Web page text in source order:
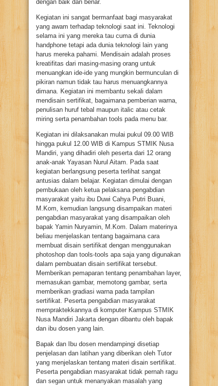
dengan baik dan benar.
Kegiatan ini sangat bermanfaat bagi masyarakat
yang awam terhadap teknologi saat ini. Teknologi
selama ini yang mereka tau cuma di dunia
handphone tetapi ada dunia teknologi lain yang
harus mereka pahami. Mendisain adalah proses
kreatifitas dari masing-masing orang untuk
menuangkan ide-ide yang mungkin bermunculan di
pikiran namun tidak tau harus menuangkannya
dimana. Kegiatan ini membantu sekali dalam
mendisain sertifikat, bagaimana pemberian warna,
penulisan huruf tebal maupun italic atau cetak
miring serta penambahan tools pada menu bar.
Kegiatan ini dilaksanakan mulai pukul 09.00 WIB
hingga pukul 12.00 WIB di Kampus STMIK Nusa
Mandiri, yang dihadiri oleh peserta dari 12 orang
anak-anak Yayasan Nurul Aitam. Pada saat
kegiatan berlangsung peserta terlihat sangat
antusias dalam belajar. Kegiatan dimulai dengan
pembukaan oleh ketua pelaksana pengabdian
masyarakat yaitu ibu Duwi Cahya Putri Buani,
M.Kom, kemudian langsung disampaikan materi
pengabdian masyarakat yang disampaikan oleh
bapak Yamin Nuryamin, M.Kom. Dalam materinya
beliau menjelaskan tentang bagaimana cara
membuat disain sertifikat dengan menggunakan
photoshop dan tools-tools apa saja yang digunakan
dalam pembuatan disain sertifikat tersebut.
Memberikan pemaparan tentang penambahan layer,
memasukan gambar, memotong gambar, serta
memberikan gradiasi warna pada tampilan
sertifikat. Peserta pengabdian masyarakat
mempraktekkannya di komputer Kampus STMIK
Nusa Mandiri Jakarta dengan dibantu oleh bapak
dan ibu dosen yang lain.
Bapak dan Ibu dosen mendampingi disetiap
penjelasan dan latihan yang diberikan oleh Tutor
yang menjelaskan tentang materi disain sertifikat.
Peserta pengabdian masyarakat tidak pernah ragu
dan segan untuk menanyakan masalah yang